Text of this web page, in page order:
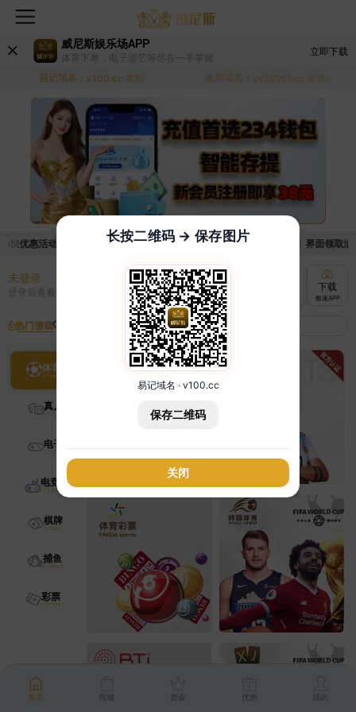
威尼斯娱乐场APP
体育下单，电子游艺等尽在一手掌握
立即下载
易记域名： v100.cc 复制 备用域名： vv20261.cc 复制
取优惠活动的手续麻烦，已新增优惠系统，现在可以前往【福利中心】界面领取
未登录
登录后查看 充值
快速到账
下载
极速APP
热门游戏
体育
真人
电子
电竞
棋牌
捕鱼
彩票
首页 商城 资金 优惠 我的
长按二维码 → 保存图片
易记域名 · v100.cc
保存二维码
关闭